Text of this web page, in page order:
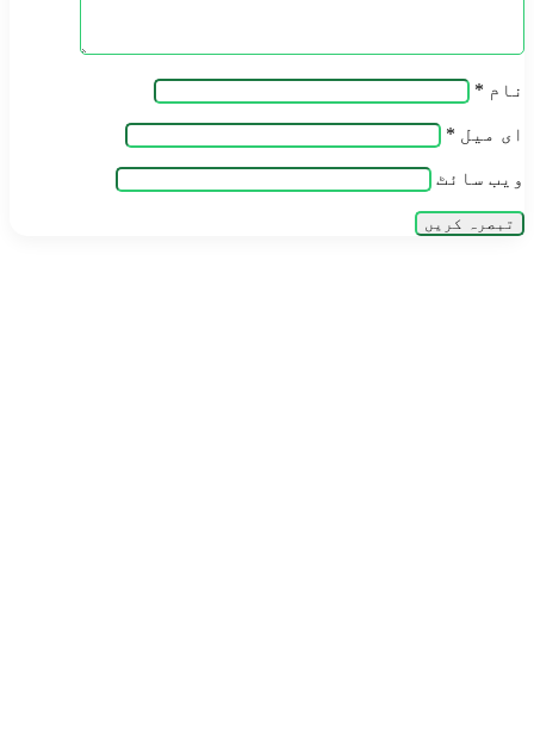
نام *
ای میل *
ویب‌ سائٹ